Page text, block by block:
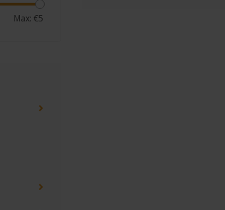
Max: €5